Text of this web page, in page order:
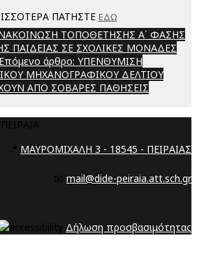
ΠΑΤΗΣΤΕ ΕΔΩ
ΤΟΠΟΘΕΤΗΣΗΣ Α΄ ΦΑΣΗΣ
ΠΑΙΔΕΙΑΣ ΣΕ ΣΧΟΛΙΚΕΣ ΜΟΝΑΔΕΣ
Επόμενο άρθρο: ΥΠΕΝΘΥΜΙΣΗ
ΜΗΧΑΝΟΓΡΑΦΙΚΟΥ ΔΕΛΤΙΟΥ
ΑΠΟ ΣΟΒΑΡΕΣ ΠΑΘΗΣΕΙΣ
📍 ΜΑΥΡΟΜΙΧΑΛΗ 3 - 18545 - ΠΕΙΡΑΙΑΣ
📧 mail@dide-peiraia.att.sch.gr
Δήλωση προσβασιμότητας